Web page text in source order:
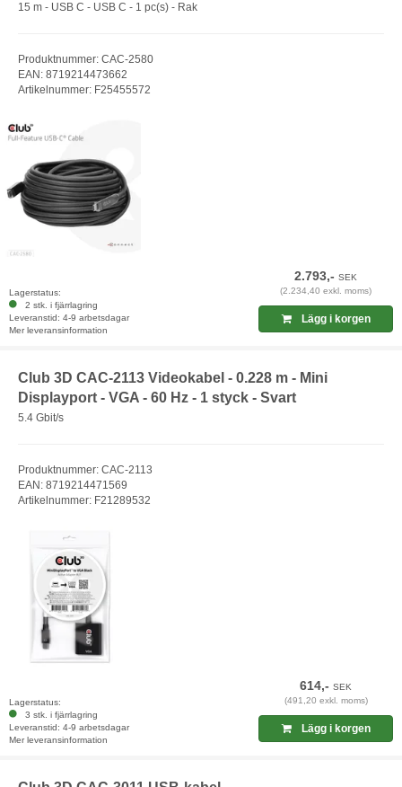
15 m - USB C - USB C - 1 pc(s) - Rak
Produktnummer: CAC-2580
EAN: 8719214473662
Artikelnummer: F25455572
Lagerstatus:
2 stk. i fjärrlagring
Leveranstid: 4-9 arbetsdagar
Mer leveransinformation
2.793,-SEK
(2.234,40 exkl. moms)
Lägg i korgen
Club 3D CAC-2113 Videokabel - 0.228 m - Mini
Displayport - VGA - 60 Hz - 1 styck - Svart
5.4 Gbit/s
Produktnummer: CAC-2113
EAN: 8719214471569
Artikelnummer: F21289532
Lagerstatus:
3 stk. i fjärrlagring
Leveranstid: 4-9 arbetsdagar
Mer leveransinformation
614,-SEK
(491,20 exkl. moms)
Lägg i korgen